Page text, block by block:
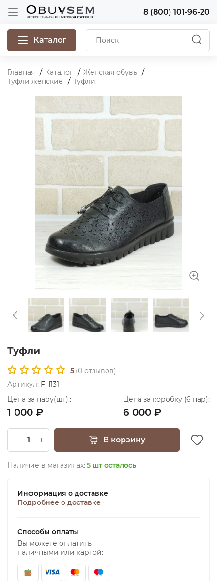
8 (800) 101-96-20
Каталог
Главная Каталог
Женская обувь
Туфли женские
Туфли
Туфли
5 (0 отзывов)
Артикул: FH131
Цена за пару(шт).:
1 000 ₽
Цена за коробку (6 пар):
6 000 ₽
В корзину
Наличие в магазинах: 5 шт осталось
Информация о доставке
Подробнее о доставке
Способы оплаты
Вы можете оплатить
наличными или картой: